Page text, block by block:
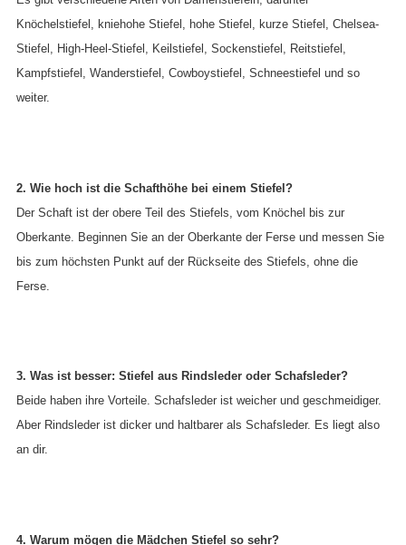
Knöchelstiefel, kniehohe Stiefel, hohe Stiefel, kurze Stiefel, Chelsea-
Stiefel, High-Heel-Stiefel, Keilstiefel, Sockenstiefel, Reitstiefel,
Kampfstiefel, Wanderstiefel, Cowboystiefel, Schneestiefel und so
weiter.
2. Wie hoch ist die Schafthöhe bei einem Stiefel?
Der Schaft ist der obere Teil des Stiefels, vom Knöchel bis zur
Oberkante. Beginnen Sie an der Oberkante der Ferse und messen Sie
bis zum höchsten Punkt auf der Rückseite des Stiefels, ohne die
Ferse.
3. Was ist besser: Stiefel aus Rindsleder oder Schafsleder?
Beide haben ihre Vorteile. Schafsleder ist weicher und geschmeidiger.
Aber Rindsleder ist dicker und haltbarer als Schafsleder. Es liegt also
an dir.
4. Warum mögen die Mädchen Stiefel so sehr?